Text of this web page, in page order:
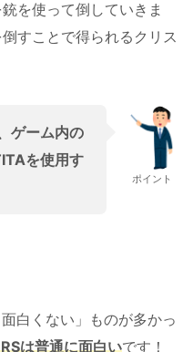
を使って倒していきま
すことで得られるクリス
ゲーム内の
を使用す
ポイント
白くない」ものが多かっ
は普通に面白いです！